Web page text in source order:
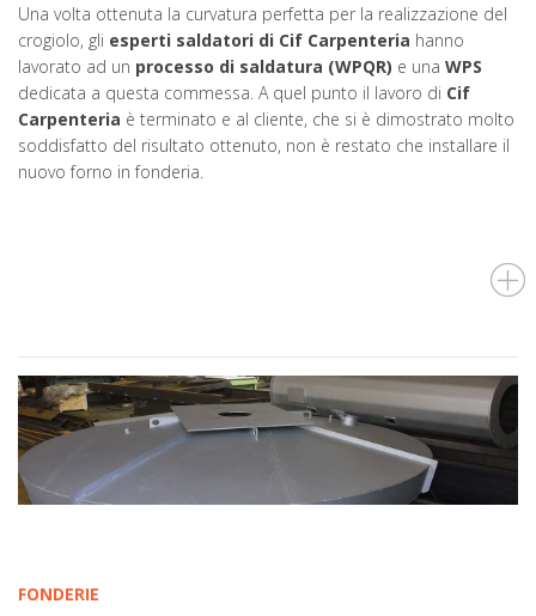
Una volta ottenuta la curvatura perfetta per la realizzazione del
crogiolo, gli esperti saldatori di Cif Carpenteria hanno
lavorato ad un processo di saldatura (WPQR) e una WPS
dedicata a questa commessa. A quel punto il lavoro di Cif
Carpenteria è terminato e al cliente, che si è dimostrato molto
soddisfatto del risultato ottenuto, non è restato che installare il
nuovo forno in fonderia.
FONDERIE